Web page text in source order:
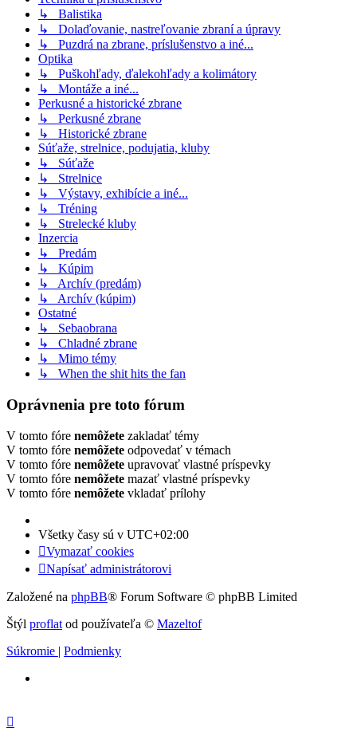
↳ Balistika
↳ Dolaďovanie, nastreľovanie zbraní a úpravy
↳ Puzdrá na zbrane, príslušenstvo a iné...
Optika
↳ Puškohľady, ďalekohľady a kolimátory
↳ Montáže a iné...
Perkusné a historické zbrane
↳ Perkusné zbrane
↳ Historické zbrane
Súťaže, strelnice, podujatia, kluby
↳ Súťaže
↳ Strelnice
↳ Výstavy, exhibície a iné...
↳ Tréning
↳ Strelecké kluby
Inzercia
↳ Predám
↳ Kúpim
↳ Archív (predám)
↳ Archív (kúpim)
Ostatné
↳ Sebaobrana
↳ Chladné zbrane
↳ Mimo témy
↳ When the shit hits the fan
Oprávnenia pre toto fórum
V tomto fóre nemôžete zakladať témy
V tomto fóre nemôžete odpovedať v témach
V tomto fóre nemôžete upravovať vlastné príspevky
V tomto fóre nemôžete mazať vlastné príspevky
V tomto fóre nemôžete vkladať prílohy
Všetky časy sú v UTC+02:00
Vymazať cookies
Napísať administrátorovi
Založené na phpBB® Forum Software © phpBB Limited
Štýl proflat od používateľa © Mazeltof
Súkromie | Podmienky